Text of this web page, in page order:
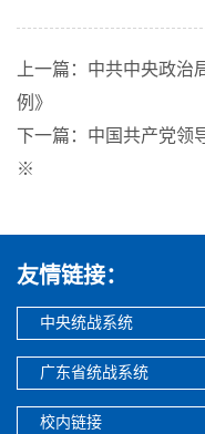
上一篇：中共中央政
例》
下一篇：中国共产党领
※
友情链接：
中央统战系统
广东省统战系统
校内链接